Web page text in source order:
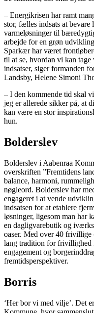
– Energikrisen har ramt
stor, fælles indsats at
varmeløsninger til
arbejde for en grøn
Sparkær har været
til at se, hvordan vi kan
indsatser, siger formanden
Landsby, Helene Simoni
– I den kommende tid skal
jeg er allerede sikker på, at
kan være en stor
hun.
Bolderslev
Bolderslev i Aabenraa
overskriften ”Fremtidens
balance, harmoni,
nøgleord. Bolderslev har
engageret i at vende
indsatsen for at etablere
løsninger, ligesom man har
en dagligvarebutik og
oaser. Med over 40 frivillige
lang tradition for frivillighed
engagement og
fremtidsperspektiver.
Borris
‘Her bor vi med vilje’. Det